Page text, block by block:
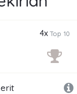
4xTop 10